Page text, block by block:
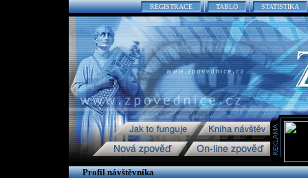
REGISTRACE TABLO STATISTIKA
Profil návštěvníka